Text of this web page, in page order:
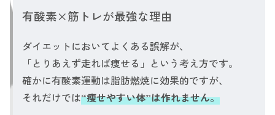
有酸素×筋トレが最強な理由
ダイエットにおいてよくある誤解が、
「とりあえず走れば痩せる」という考え方です。
確かに有酸素運動は脂肪燃焼に効果的ですが、
それだけでは“痩せやすい体”は作れません。